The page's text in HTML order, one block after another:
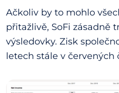
Ačkoliv by to mohlo
přitažlivě, SoFi zásadně
výsledovky. Zisk
letech stále v červených